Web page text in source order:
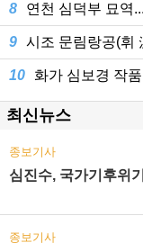
8 연천 심덕부 묘역
9 시조 문림랑공(휘
10 화가 심보경 작품
최신뉴스
종보기사
심진수, 국가기후위
종보기사